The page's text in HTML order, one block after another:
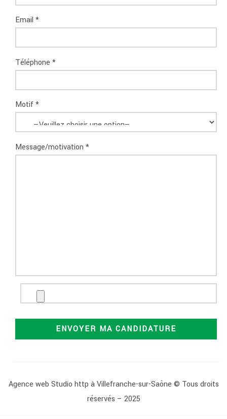
Email *
Téléphone *
Motif *
Message/motivation *
Agence web Studio http à Villefranche-sur-Saône © Tous droits
réservés – 2025